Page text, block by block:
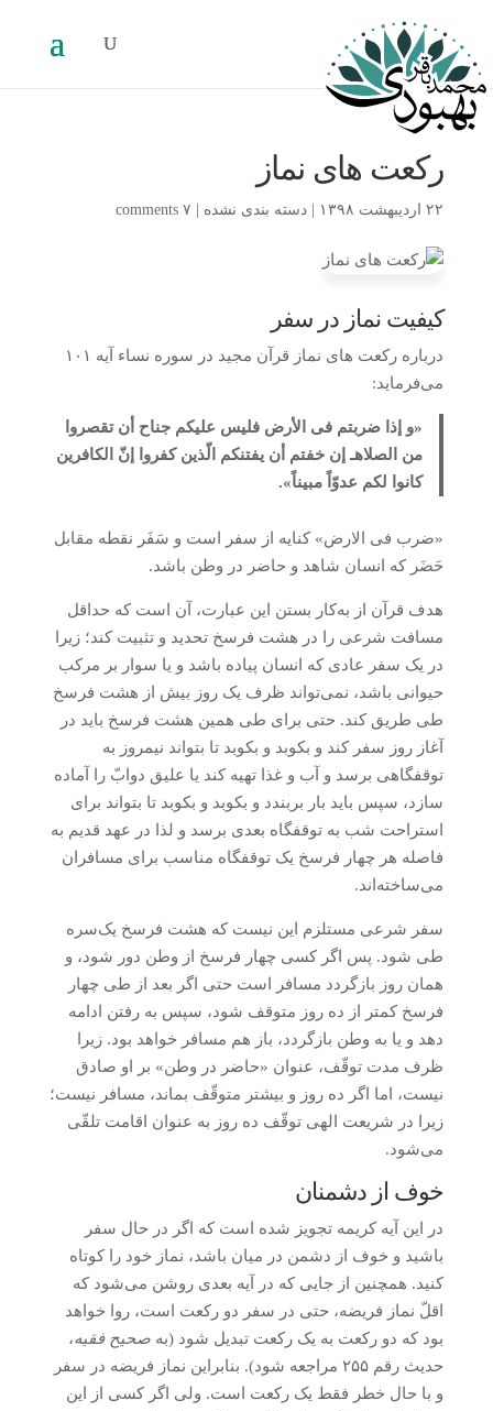
رکعت های نماز
۲۲ اردیبهشت ۱۳۹۸ دسته بندی نشده ۷ comments
کیفیت نماز در سفر
درباره رکعت های نماز قرآن مجید در سوره نساء آیه ۱۰۱
می‌فرماید:
«و إذا ضربتم فی الأرض فلیس علیکم جناح أن تقصروا
من الصلاهـ إن خفتم أن یفتنکم الّذین کفروا إنّ الکافرین
کانوا لکم عدوّاً مبیناً».
«ضرب فی الارض» کنایه از سفر است و سَفَر نقطه مقابل
حَضَر که انسان شاهد و حاضر در وطن باشد.
هدف قرآن از به‌کار بستن این عبارت، آن است که حداقل
مسافت شرعی را در هشت فرسخ تحدید و تثبیت کند؛ زیرا
در یک سفر عادی که انسان پیاده باشد و یا سوار بر مرکب
حیوانی باشد، نمی‌تواند ظرف یک روز بیش از هشت فرسخ
طی طریق کند. حتی برای طی همین هشت فرسخ باید در
آغاز روز سفر کند و بکوبد و بکوبد تا بتواند نیمروز به
توقفگاهی برسد و آب و غذا تهیه کند یا علیق دوابّ را آماده
سازد، سپس باید بار بربندد و بکوبد و بکوبد تا بتواند برای
استراحت شب به توقفگاه بعدی برسد و لذا در عهد قدیم به
فاصله هر چهار فرسخ یک توقفگاه مناسب برای مسافران
می‌ساخته‌اند.
سفر شرعی مستلزم این نیست که هشت فرسخ یک‌سره
طی شود. پس اگر کسی چهار فرسخ از وطن دور شود، و
همان روز بازگردد مسافر است حتی اگر بعد از طی چهار
فرسخ کمتر از ده روز متوقف شود، سپس به رفتن ادامه
دهد و یا به وطن بازگردد، باز هم مسافر خواهد بود. زیرا
ظرف مدت توقّف، عنوان «حاضر در وطن» بر او صادق
نیست، اما اگر ده روز و بیشتر متوقّف بماند، مسافر نیست؛
زیرا در شریعت الهی توقّف ده روز به عنوان اقامت تلقّی
می‌شود.
خوف از دشمنان
در این آیه کریمه تجویز شده است که اگر در حال سفر
باشید و خوف از دشمن در میان باشد، نماز خود را کوتاه
کنید. همچنین از جایی که در آیه بعدی روشن می‌شود که
اقلّ نماز فریضه، حتی در سفر دو رکعت است، روا خواهد
بود که دو رکعت به یک رکعت تبدیل شود (به صحیح فقیه،
حدیث رقم ۲۵۵ مراجعه شود). بنابراین نماز فریضه در سفر
و با حال خطر فقط یک رکعت است. ولی اگر کسی از این